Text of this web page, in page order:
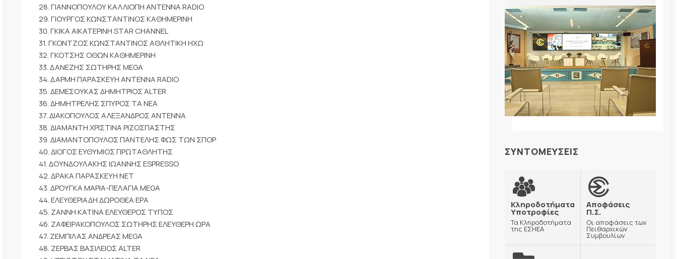
28. ΓΙΑΝΝΟΠΟΥΛΟΥ ΚΑΛΛΙΟΠΗ ΑΝΤΕΝΝΑ RADIO
29. ΓΙΟΥΡΓΟΣ ΚΩΝΣΤΑΝΤΙΝΟΣ ΚΑΘΗΜΕΡΙΝΗ
30. ΓΚΙΚΑ ΑΙΚΑΤΕΡΙΝΗ STAR CHANNEL
31. ΓΚΟΝΤΖΟΣ ΚΩΝΣΤΑΝΤΙΝΟΣ ΑΘΛΗΤΙΚΗ ΗΧΩ
32. ΓΚΟΤΣΗΣ ΟΘΩΝ ΚΑΘΗΜΕΡΙΝΗ
33. ΔΑΝΕΖΗΣ ΣΩΤΗΡΗΣ MEGA
34. ΔΑΡΜΗ ΠΑΡΑΣΚΕΥΗ ΑΝΤΕΝΝΑ RADIO
35. ΔΕΜΕΣΟΥΚΑΣ ΔΗΜΗΤΡΙΟΣ ALTER
36. ΔΗΜΗΤΡΕΛΗΣ ΣΠΥΡΟΣ ΤΑ ΝΕΑ
37. ΔΙΑΚΟΠΟΥΛΟΣ ΑΛΕΞΑΝΔΡΟΣ ΑΝΤΕΝΝΑ
38. ΔΙΑΜΑΝΤΗ ΧΡΙΣΤΙΝΑ ΡΙΖΟΣΠΑΣΤΗΣ
39. ΔΙΑΜΑΝΤΟΠΟΥΛΟΣ ΠΑΝΤΕΛΗΣ ΦΩΣ ΤΩΝ ΣΠΟΡ
40. ΔΙΟΓΟΣ ΕΥΘΥΜΙΟΣ ΠΡΩΤΑΘΛΗΤΗΣ
41. ΔΟΥΝΔΟΥΛΑΚΗΣ ΙΩΑΝΝΗΣ ESPRESSO
42. ΔΡΑΚΑ ΠΑΡΑΣΚΕΥΗ ΝΕΤ
43. ΔΡΟΥΓΚΑ ΜΑΡΙΑ-ΠΕΛΑΓΙΑ MEGA
44. ΕΛΕΥΘΕΡΙΑΔΗ ΔΩΡΟΘΕΑ ΕΡΑ
45. ΖΑΝΝΗ ΚΑΤΙΝΑ ΕΛΕΥΘΕΡΟΣ ΤΥΠΟΣ
46. ΖΑΦΕΙΡΑΚΟΠΟΥΛΟΣ ΣΩΤΗΡΗΣ ΕΛΕΥΘΕΡΗ ΩΡΑ
47. ΖΕΜΠΙΛΑΣ ΑΝΔΡΕΑΣ MEGA
48. ΖΕΡΒΑΣ ΒΑΣΙΛΕΙΟΣ ALTER
ΣΥΝΤΟΜΕΥΣΕΙΣ
Κληροδοτήματα
Υποτροφίες
Τα Κληροδοτήματα
της ΕΣΗΕΑ
Αποφάσεις
Π.Σ.
Οι αποφάσεις των
Πειθαρχικών
Συμβουλίων